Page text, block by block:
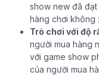
show new đã
hàng chơi không
Trò chơi với độ
người mua hàng
với game show
của người mua